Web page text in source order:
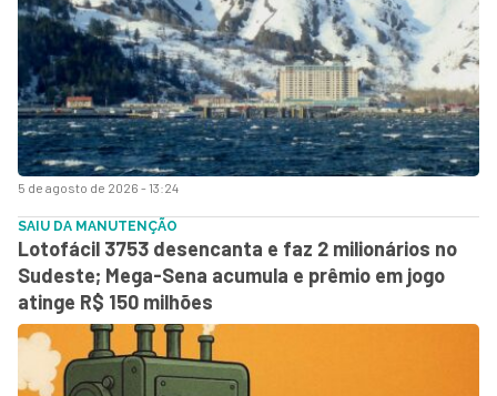
5 de agosto de 2026 - 13:24
SAIU DA MANUTENÇÃO
Lotofácil 3753 desencanta e faz 2 milionários no
Sudeste; Mega-Sena acumula e prêmio em jogo
atinge R$ 150 milhões